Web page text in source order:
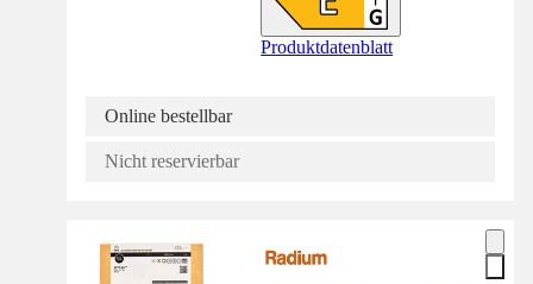
Produktdatenblatt
Online bestellbar
Nicht reservierbar